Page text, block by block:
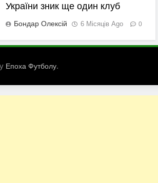
України зник ще один клуб
Бондар Олексій 6 Місяців Ago 0
Епоха Футболу.